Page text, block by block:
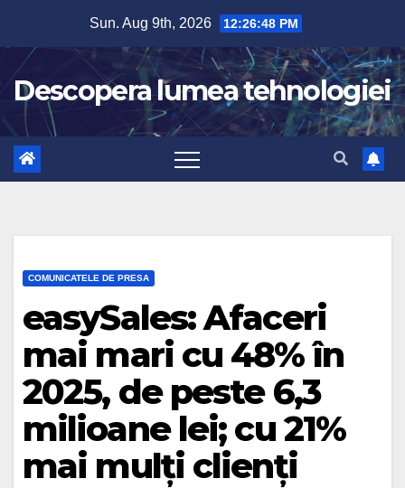
content
Sun. Aug 9th, 2026 12:26:49 PM
Descopera lumea tehnologiei
COMUNICATELE DE PRESA
easySales: Afaceri
mai mari cu 48% în
2025, de peste 6,3
milioane lei; cu 21%
mai mulți clienți